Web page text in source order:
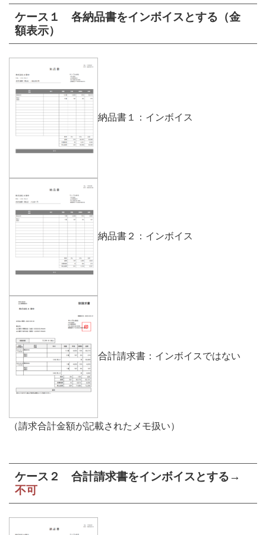
ケース１ 各納品書をインボイスとする（金
額表示）
納品書１：インボイス
納品書２：インボイス
合計請求書：インボイスではない
（請求合計金額が記載されたメモ扱い）
ケース２ 合計請求書をインボイスとする→
不可